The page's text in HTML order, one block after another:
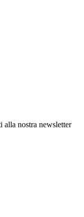
nostra newsletter